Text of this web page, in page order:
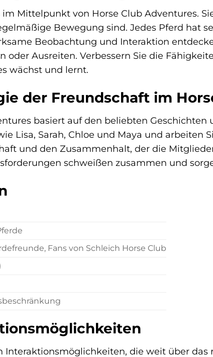
Mittelpunkt von Horse Club Adventures.
Bewegung sind. Jedes Pferd hat
Beobachtung und Interaktion
oder Ausreiten. Verbessern Sie die
wächst und lernt.
der Freundschaft im
basiert auf den beliebten Geschichten
Lisa, Sarah, Chloe und Maya und arbeiten
und den Zusammenhalt, der die
schweißen zusammen und
Fans von Schleich Horse Club
Interaktionsmöglichkeiten, die weit über das